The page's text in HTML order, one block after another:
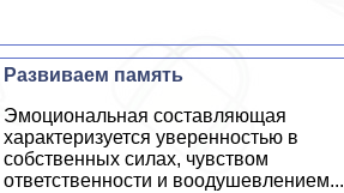
Развиваем память
Эмоциональная составляющая
хаpaктеризуется уверенностью в
собственных силах, чувством
ответственности и воодушевлением...